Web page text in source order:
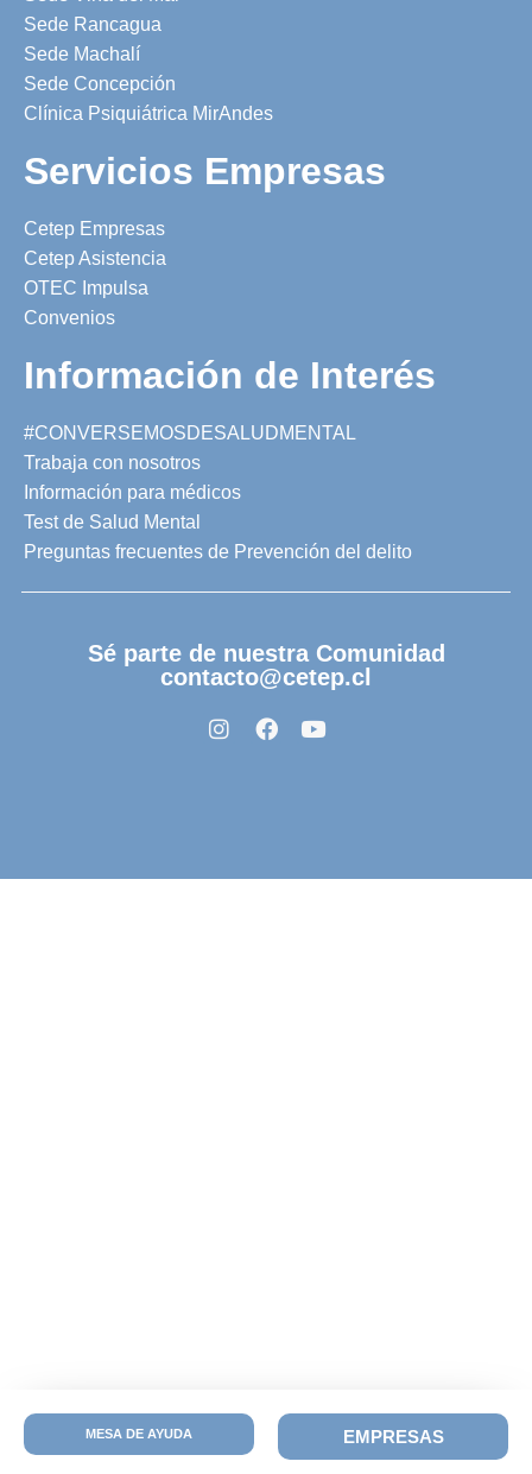
MESA DE AYUDA EMPRESAS
Sede Rancagua
Sede Machalí
Sede Concepción
Clínica Psiquiátrica MirAndes
Servicios Empresas
Cetep Empresas
Cetep Asistencia
OTEC Impulsa
Convenios
Información de Interés
#CONVERSEMOSDESALUDMENTAL
Trabaja con nosotros
Información para médicos
Test de Salud Mental
Preguntas frecuentes de Prevención del delito
Sé parte de nuestra Comunidad
contacto@cetep.cl